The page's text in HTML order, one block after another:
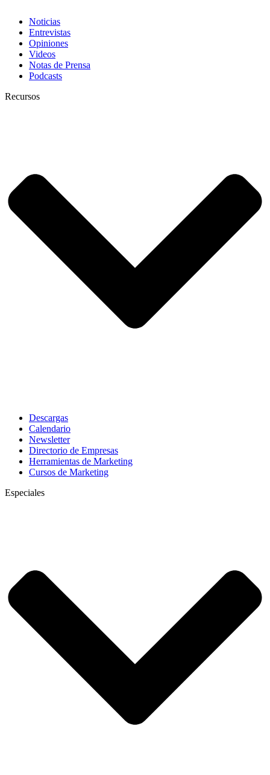
Noticias
Entrevistas
Opiniones
Videos
Notas de Prensa
Podcasts
Recursos
Descargas
Calendario
Newsletter
Directorio de Empresas
Herramientas de Marketing
Cursos de Marketing
Especiales